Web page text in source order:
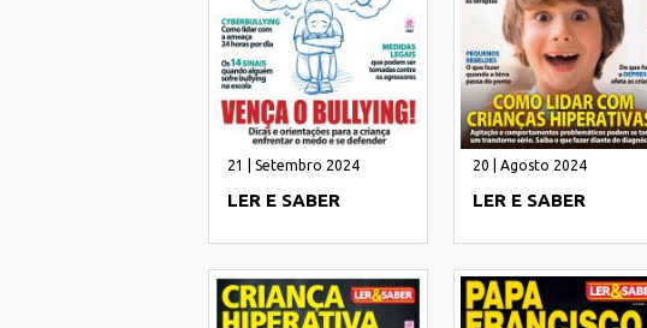
21 | Setembro 2024
LER E SABER
20 | Agosto 2024
LER E SABER